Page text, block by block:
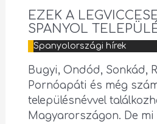
EZEK A
SPANYOL
Spanyolországi hírek
Bugyi, Ondód, Sonkád,
Pornóapáti és még
településnévvel
Magyarországon. De mi